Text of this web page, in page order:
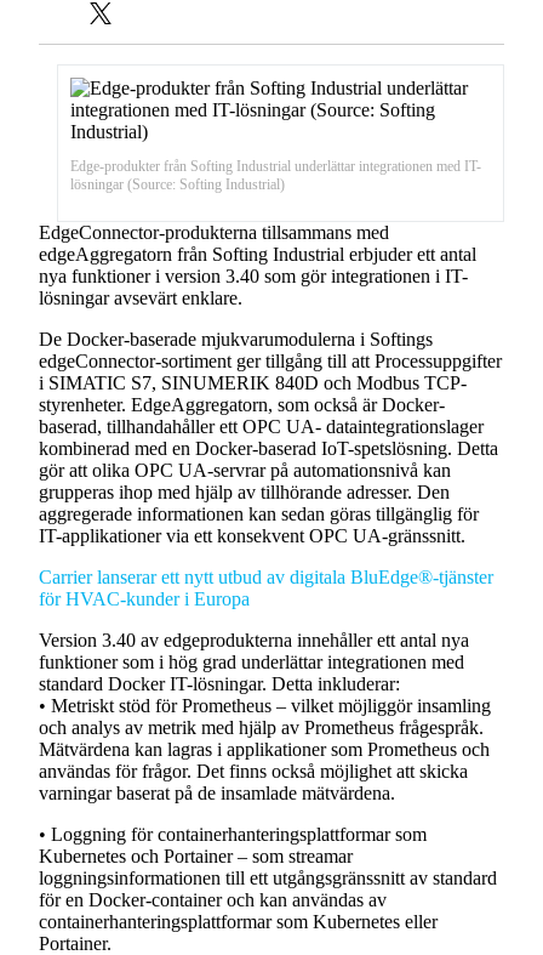
Edge-produkter från Softing Industrial underlättar integrationen med IT-
lösningar (Source: Softing Industrial)
EdgeConnector-produkterna tillsammans med
edgeAggregatorn från Softing Industrial erbjuder ett antal
nya funktioner i version 3.40 som gör integrationen i IT-
lösningar avsevärt enklare.
De Docker-baserade mjukvarumodulerna i Softings
edgeConnector-sortiment ger tillgång till att Processuppgifter
i SIMATIC S7, SINUMERIK 840D och Modbus TCP-
styrenheter. EdgeAggregatorn, som också är Docker-
baserad, tillhandahåller ett OPC UA- dataintegrationslager
kombinerad med en Docker-baserad IoT-spetslösning. Detta
gör att olika OPC UA-servrar på automationsnivå kan
grupperas ihop med hjälp av tillhörande adresser. Den
aggregerade informationen kan sedan göras tillgänglig för
IT-applikationer via ett konsekvent OPC UA-gränssnitt.
Carrier lanserar ett nytt utbud av digitala BluEdge®-tjänster
för HVAC-kunder i Europa
Version 3.40 av edgeprodukterna innehåller ett antal nya
funktioner som i hög grad underlättar integrationen med
standard Docker IT-lösningar. Detta inkluderar:
• Metriskt stöd för Prometheus – vilket möjliggör insamling
och analys av metrik med hjälp av Prometheus frågespråk.
Mätvärdena kan lagras i applikationer som Prometheus och
användas för frågor. Det finns också möjlighet att skicka
varningar baserat på de insamlade mätvärdena.
• Loggning för containerhanteringsplattformar som
Kubernetes och Portainer – som streamar
loggningsinformationen till ett utgångsgränssnitt av standard
för en Docker-container och kan användas av
containerhanteringsplattformar som Kubernetes eller
Portainer.